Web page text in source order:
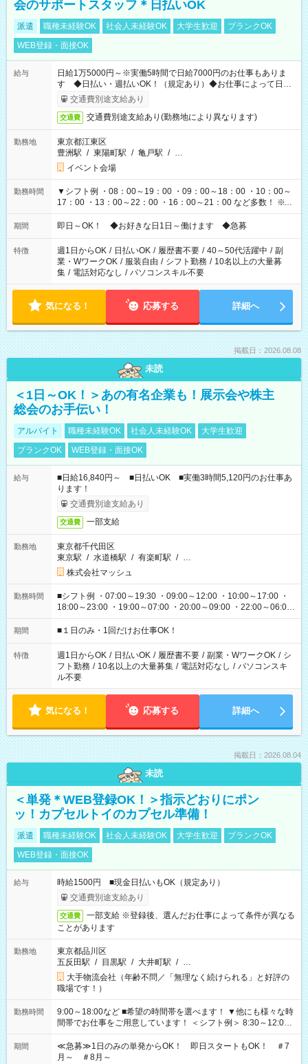
会のサポートスタッフ＊日払いOK
派遣 職種未経験OK 社会人未経験OK 大学生歓迎
ブランクOK
WEB登録・面接OK
給与
日給1万5000円～※実働5時間で日給7000円のお仕事もありま
す ◆日払い・週払いOK！（規定あり）◆お仕事によって日給
も異なります
交通費別途支給あり
交通費 交通費別途支給あり(勤務地により異なります)
勤務地
東京都江東区
豊洲駅 / 東陽町駅 / 亀戸駅 / …
イベント会場
勤務時間
▼シフト例 ・08：00～19：00 ・09：00～18：00 ・10：00～
17：00 ・13：00～22：00 ・16：00～21：00 など多数！ ※お
仕事により勤務時間が異なります
期間 即日～OK！ ◆お好きな日1日～働けます ◆急募
特徴 週1日からOK / 日払いOK / 履歴書不要 / 40～50代活躍中 / 副
業・WワークOK / 服装自由 / シフト勤務 / 10名以上の大量募
集 / 電話対応なし / パソコンスキル不要
気になる！ 応募する 詳細へ
掲載日：2026.08.08
未読
＜1日～OK！＞あの有名企業も！展示会や株主
総会のお手伝い！
アルバイト 職種未経験OK 社会人未経験OK
大学生歓迎
ブランクOK
WEB登録・面接OK
給与
■日給16,840円～ ■日払いOK ■実働3時間5,120円のお仕事あ
ります！
交通費別途支給あり
交通費 一部支給
勤務地
東京都千代田区
東京駅 / 水道橋駅 / 有楽町駅 / …
株式会社マッシュ
勤務時間
■シフト例 ・07:00～19:30 ・09:00～12:00 ・10:00～17:00 ・
18:00～23:00 ・19:00～07:00 ・20:00～09:00 ・22:00～06:00
etc ★最短で3時間で5,120円のお仕事から 15時間で2万円近く稼
げるお仕事も！ ご希望のお時間に合わせてご紹介！ ※シフトは
ください！
期間 ■１日のみ・1回だけお仕事OK！
特徴 週1日からOK / 日払いOK / 履歴書不要 / 副業・WワークOK / シ
フト勤務 / 10名以上の大量募集 / 電話対応なし / パソコンスキ
ル不要
気になる！ 応募する 詳細へ
掲載日：2026.08.04
未読
＜単発＊WEB登録OK！＞指示どおりにポン
ッ！カプセルトイのカプセル準備！
派遣 職種未経験OK 社会人未経験OK 大学生歓迎
ブランクOK
WEB登録・面接OK
給与
時給1500円 ■現金日払いもOK（規定あり）
交通費別途支給あり
交通費
一部支給 ※登録後、選んだお仕事によって条件が異なる
ことがあります
勤務地
東京都品川区
五反田駅 / 目黒駅 / 大井町駅 / …
大手物流会社（年齢不問／「無理なく続けられる」と好評の
職場です！）
勤務時間
9:00～18:00など ■希望の時間帯を選べます！ ▼他にも様々な時
間帯でお仕事をご用意しています！ ＜シフト例＞ 8:30～12:00
17:00～22:00 13:00～22:00 22:00～翌6:00 など
期間
≪急募≫1日のみの単発からOK！ 即日スタートもOK！ ＃7
月～ ＃8月～